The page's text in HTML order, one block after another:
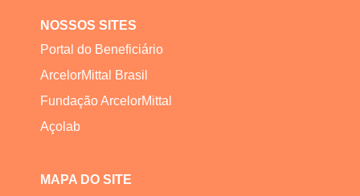
NOSSOS SITES
Portal do Beneficiário
ArcelorMittal Brasil
Fundação ArcelorMittal
Açolab
MAPA DO SITE